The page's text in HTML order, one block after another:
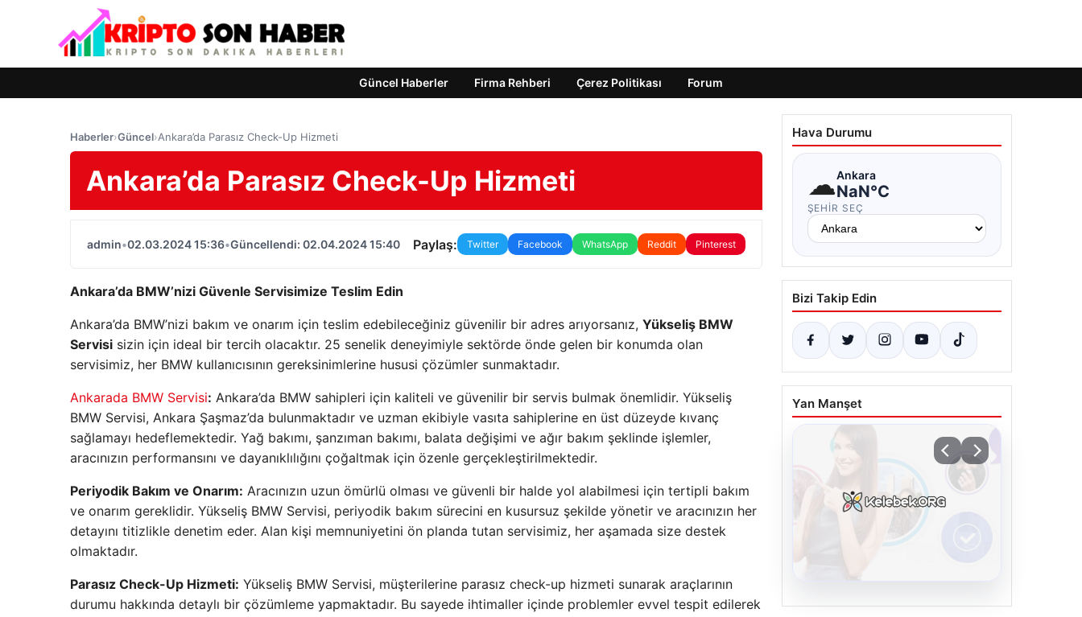
Güncel Haberler Firma Rehberi Çerez Politikası Forum
Haberler›Güncel›Ankara’da Parasız Check-Up Hizmeti
Ankara’da Parasız Check-Up Hizmeti
admin•02.03.2024 15:36•Güncellendi: 02.04.2024 15:40 Paylaş: Twitter Facebook WhatsApp Reddit Pinterest
Ankara’da BMW’nizi Güvenle Servisimize Teslim Edin
Ankara’da BMW’nizi bakım ve onarım için teslim edebileceğiniz güvenilir bir adres arıyorsanız, Yükseliş BMW
Servisi sizin için ideal bir tercih olacaktır. 25 senelik deneyimiyle sektörde önde gelen bir konumda olan
servisimiz, her BMW kullanıcısının gereksinimlerine hususi çözümler sunmaktadır.
Ankarada BMW Servisi: Ankara’da BMW sahipleri için kaliteli ve güvenilir bir servis bulmak önemlidir. Yükseliş
BMW Servisi, Ankara Şaşmaz’da bulunmaktadır ve uzman ekibiyle vasıta sahiplerine en üst düzeyde kıvanç
sağlamayı hedeflemektedir. Yağ bakımı, şanzıman bakımı, balata değişimi ve ağır bakım şeklinde işlemler,
aracınızın performansını ve dayanıklılığını çoğaltmak için özenle gerçekleştirilmektedir.
Periyodik Bakım ve Onarım: Aracınızın uzun ömürlü olması ve güvenli bir halde yol alabilmesi için tertipli bakım
ve onarım gereklidir. Yükseliş BMW Servisi, periyodik bakım sürecini en kusursuz şekilde yönetir ve aracınızın her
detayını titizlikle denetim eder. Alan kişi memnuniyetini ön planda tutan servisimiz, her aşamada size destek
olmaktadır.
Parasız Check-Up Hizmeti: Yükseliş BMW Servisi, müşterilerine parasız check-up hizmeti sunarak araçlarının
durumu hakkında detaylı bir çözümleme yapmaktadır. Bu sayede ihtimaller içinde problemler evvel tespit edilerek
Hava Durumu
☁Ankara
NaN°C
ŞEHIR SEÇ
Bizi Takip Edin
Yan Manşet